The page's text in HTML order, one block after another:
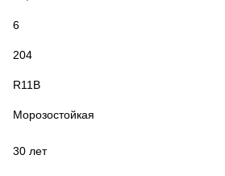
6
204
R11B
Морозостойкая
30 лет